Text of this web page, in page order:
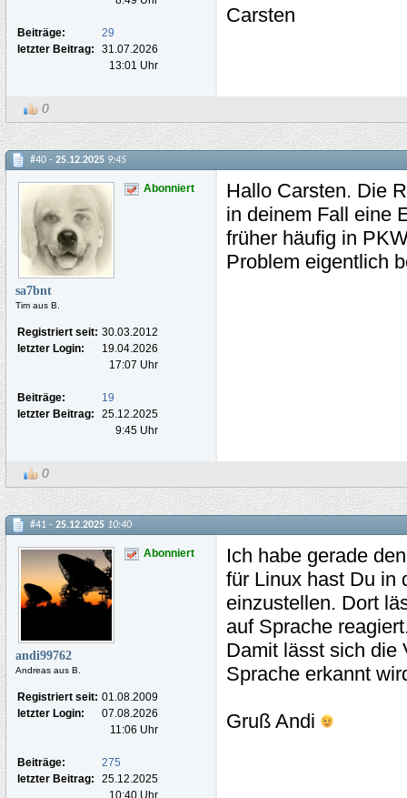
Beiträge:
29
letzter Beitrag:
31.07.2026
13:01 Uhr
Carsten
0
#40 - 25.12.2025 9:45
Abonniert
sa7bnt
Tim aus B.
Registriert seit: 30.03.2012
letzter Login:
19.04.2026
17:07 Uhr
Beiträge:
19
letzter Beitrag:
25.12.2025
9:45 Uhr
Hallo Carsten. Die
in deinem Fall eine
früher häufig in
Problem eigentlich
0
#41 - 25.12.2025 10:40
Abonniert
andi99762
Andreas aus B.
Registriert seit: 01.08.2009
letzter Login:
07.08.2026
11:06 Uhr
Beiträge:
275
letzter Beitrag:
25.12.2025
10:40 Uhr
Ich habe gerade
für Linux hast Du in
einzustellen. Dort
auf Sprache
Damit lässt sich die
Sprache erkannt
Gruß Andi